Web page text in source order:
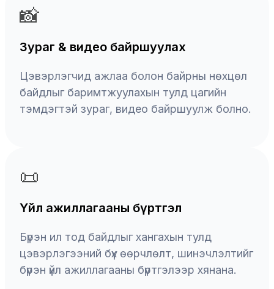
📸
Зураг & видео байршуулах
Цэвэрлэгчид ажлаа болон байрны нөхцөл
байдлыг баримтжуулахын тулд цагийн
тэмдэгтэй зураг, видео байршуулж болно.
📜
Үйл ажиллагааны бүртгэл
Бүрэн ил тод байдлыг хангахын тулд
цэвэрлэгээний бүх өөрчлөлт, шинэчлэлтийг
бүрэн үйл ажиллагааны бүртгэлээр хянана.